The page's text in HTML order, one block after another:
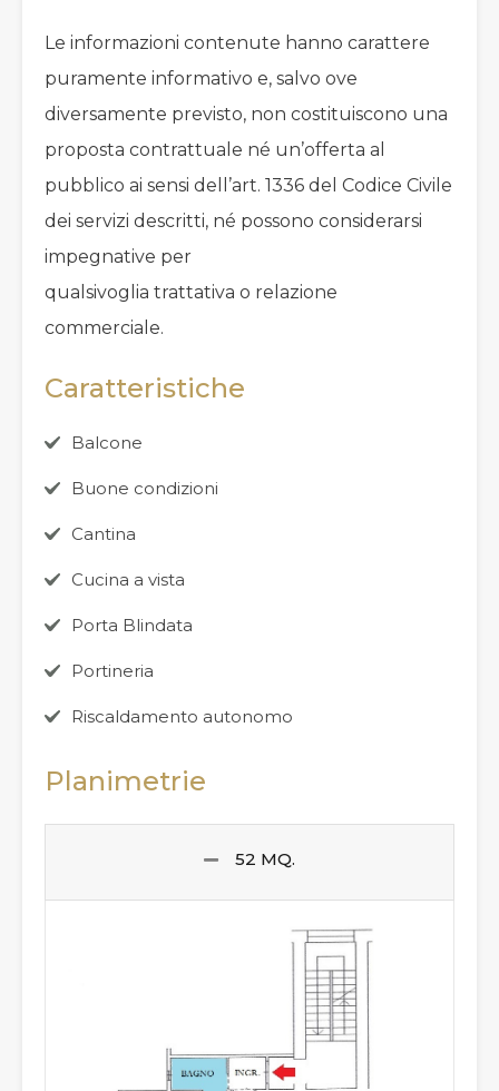
Le informazioni contenute hanno carattere
puramente informativo e, salvo ove
diversamente previsto, non costituiscono una
proposta contrattuale né un’offerta al
pubblico ai sensi dell’art. 1336 del Codice Civile
dei servizi descritti, né possono considerarsi
impegnative per
qualsivoglia trattativa o relazione
commerciale.
Caratteristiche
Balcone
Buone condizioni
Cantina
Cucina a vista
Porta Blindata
Portineria
Riscaldamento autonomo
Planimetrie
52 MQ.